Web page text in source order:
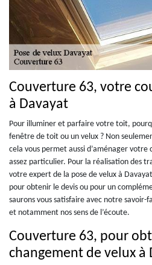
Couverture 63, votre
à Davayat
Pour illuminer et parfaire votre toit,
fenêtre de toit ou un velux ? Non
cela vous permet aussi d’aménager
assez particulier. Pour la réalisation des
votre expert de la pose de velux à
pour obtenir le devis ou pour un
saurons vous satisfaire avec notre savoir-
et notamment nos sens de l’écoute.
Couverture 63, pour
changement de velux à